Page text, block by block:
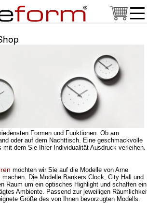
Formen und Funktionen. Ob am
oder auf dem Nachttisch. Eine geschmackvolle
mit dem Sie Ihrer Individualität Ausdruck verleihen.
möchten wir Sie auf die Modelle von Arne
Die Modelle Bankers Clock, City Hall und
Raum um ein optisches Highlight und schaffen ein
Ambiente. Passend zur jeweiligen
Größe des von Ihnen bevorzugten Modells.